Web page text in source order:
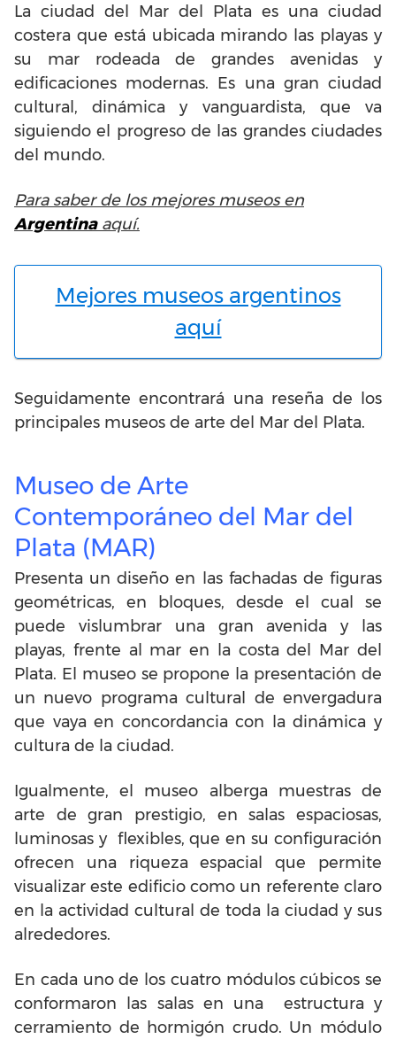
La ciudad del Mar del Plata es una ciudad
costera que está ubicada mirando las playas y
su mar rodeada de grandes avenidas y
edificaciones modernas. Es una gran ciudad
cultural, dinámica y vanguardista, que va
siguiendo el progreso de las grandes ciudades
del mundo.
Para saber de los mejores museos en
Argentinaaquí.
Mejores museos argentinos
aquí
Seguidamente encontrará una reseña de los
principales museos de arte del Mar del Plata.
Museo de Arte
Contemporáneo del Mar del
Plata (MAR)
Presenta un diseño en las fachadas de figuras
geométricas, en bloques, desde el cual se
puede vislumbrar una gran avenida y las
playas, frente al mar en la costa del Mar del
Plata. El museo se propone la presentación de
un nuevo programa cultural de envergadura
que vaya en concordancia con la dinámica y
cultura de la ciudad.
Igualmente, el museo alberga muestras de
arte de gran prestigio, en salas espaciosas,
luminosas y flexibles, que en su configuración
ofrecen una riqueza espacial que permite
visualizar este edificio como un referente claro
en la actividad cultural de toda la ciudad y sus
alrededores.
En cada uno de los cuatro módulos cúbicos se
conformaron las salas en una estructura y
cerramiento de hormigón crudo. Un módulo